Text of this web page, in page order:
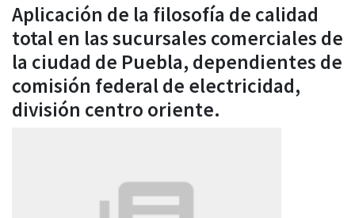
Aplicación de la filosofía de calidad
total en las sucursales comerciales de
la ciudad de Puebla, dependientes de
comisión federal de electricidad,
división centro oriente.